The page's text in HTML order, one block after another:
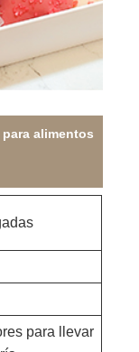
alimentos
para llevar